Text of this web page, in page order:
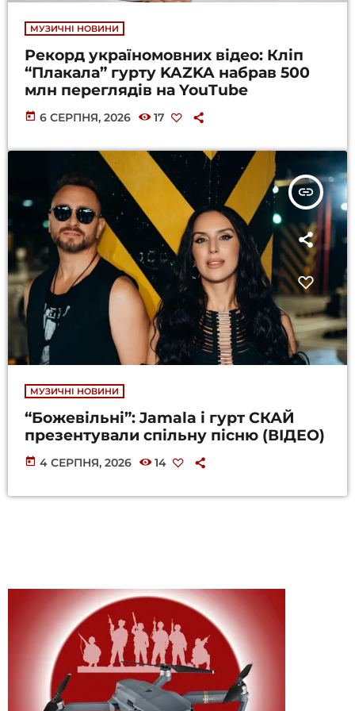
МУЗИЧНІ НОВИНИ
Рекорд україномовних відео: Кліп
“Плакала” гурту KAZKA набрав 500
млн переглядів на YouTube
today 6 СЕРПНЯ, 2026 17
insert_link
МУЗИЧНІ НОВИНИ
“Божевільні”: Jamala і гурт СКАЙ
презентували спільну пісню (ВІДЕО)
today 4 СЕРПНЯ, 2026 14